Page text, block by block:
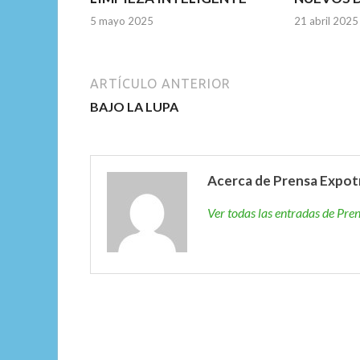
5 mayo 2025 21 abril 2025
ARTÍCULO ANTERIOR
BAJO LA LUPA
Acerca de Prensa
Ver todas las entradas de